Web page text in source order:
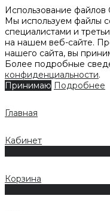
Использование файлов
Мы используем файлы
специалистами и
на нашем веб-сайте.
нашего сайта, вы
Более подробные
конфиденциальности.
Принимаю Подробнее
Главная
Кабинет
Корзина